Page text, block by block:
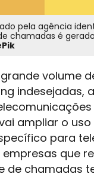
pela agência
chamadas é
volume
indesejadas,
ampliar o
para
que
de chamadas